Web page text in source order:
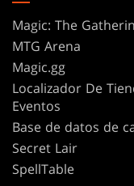
Magic: The
MTG Arena
Magic.gg
Localizador De
Eventos
Base de datos de
Secret Lair
SpellTable